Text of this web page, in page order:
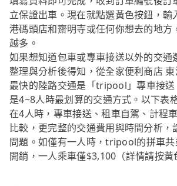
立保證出車。現在就點選黃色按鈕，輸
港碼頭店和齋明寺或任何你想去的地方
越多。
如果想知道包車或專車接送以外的交通
整理與分析後得知，從全家便利商店
最快的陸路交通是「tripool」專車接
是4~8人時最划算的交通方式。以下表
在4人時，專車接送、租車自駕、計程
比較，更完整的交通費用與時間分析，
問題。如僅有一人時，tripool的拼車
開銷，一人乘車僅$3,100（詳情請按黃